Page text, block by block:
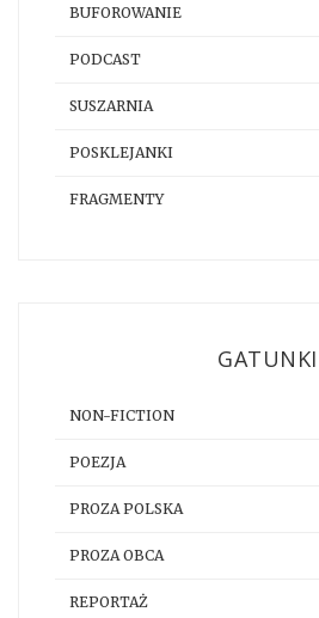
BUFOROWANIE
PODCAST
SUSZARNIA
POSKLEJANKI
FRAGMENTY
GATUNKI
NON-FICTION
POEZJA
PROZA POLSKA
PROZA OBCA
REPORTAŻ